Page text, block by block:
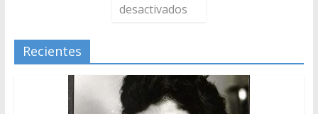
desactivados
Recientes